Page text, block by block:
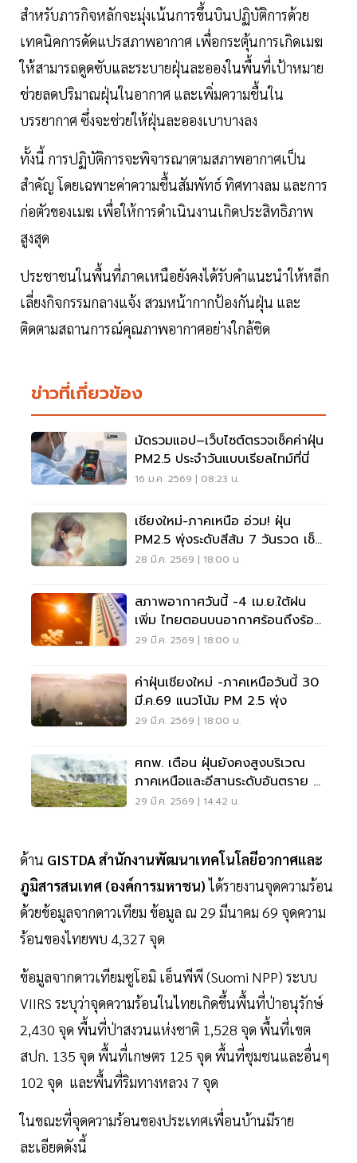
สำหรับภารกิจหลักจะมุ่งเน้นการขึ้นบินปฏิบัติการด้วย
เทคนิคการดัดแปรสภาพอากาศ เพื่อกระตุ้นการเกิดเมฆ
ให้สามารถดูดซับและระบายฝุ่นละอองในพื้นที่เป้าหมาย
ช่วยลดปริมาณฝุ่นในอากาศ และเพิ่มความชื้นใน
บรรยากาศ ซึ่งจะช่วยให้ฝุ่นละอองเบาบางลง
ทั้งนี้ การปฏิบัติการจะพิจารณาตามสภาพอากาศเป็น
สำคัญ โดยเฉพาะค่าความชื้นสัมพัทธ์ ทิศทางลม และการ
ก่อตัวของเมฆ เพื่อให้การดำเนินงานเกิดประสิทธิภาพ
สูงสุด
ประชาชนในพื้นที่ภาคเหนือยังคงได้รับคำแนะนำให้หลีก
เลี่ยงกิจกรรมกลางแจ้ง สวมหน้ากากป้องกันฝุ่น และ
ติดตามสถานการณ์คุณภาพอากาศอย่างใกล้ชิด
ข่าวที่เกี่ยวข้อง
มัดรวมแอป–เว็บไซต์ตรวจเช็คค่าฝุ่น
PM2.5 ประจำวันแบบเรียลไทม์ที่นี่
16 ม.ค. 2569 | 08:23 น.
เชียงใหม่-ภาคเหนือ อ่วม! ฝุ่น
PM2.5 พุ่งระดับสีส้ม 7 วันรวด เช็ก
พื้นที่เสี่ยงด่วน!
28 มี.ค. 2569 | 18:00 น.
สภาพอากาศวันนี้ -4 เม.ย.ใต้ฝน
เพิ่ม ไทยตอนบนอากาศร้อนถึงร้อน
จัด ฟ้าหลัว
29 มี.ค. 2569 | 18:00 น.
ค่าฝุ่นเชียงใหม่ -ภาคเหนือวันนี้ 30
มี.ค.69 แนวโน้ม PM 2.5 พุ่ง
29 มี.ค. 2569 | 18:00 น.
ศกพ. เตือน ฝุ่นยังคงสูงบริเวณ
ภาคเหนือและอีสานระดับอันตราย
ห้ามเผาทุกชนิด
29 มี.ค. 2569 | 14:42 น.
ด้าน GISTDA สำนักงานพัฒนาเทคโนโลยีอวกาศและ
ภูมิสารสนเทศ (องค์การมหาชน)ได้รายงานจุดความร้อน
ด้วยข้อมูลจากดาวเทียม ข้อมูล ณ 29 มีนาคม 69 จุดความ
ร้อนของไทยพบ 4,327 จุด
ข้อมูลจากดาวเทียมซูโอมิ เอ็นพีพี (Suomi NPP) ระบบ
VIIRS ระบุว่าจุดความร้อนในไทยเกิดขึ้นพื้นที่ป่าอนุรักษ์
2,430 จุด พื้นที่ป่าสงวนแห่งชาติ 1,528 จุด พื้นที่เขต
สปก. 135 จุด พื้นที่เกษตร 125 จุด พื้นที่ชุมชนและอื่นๆ
102 จุด และพื้นที่ริมทางหลวง 7 จุด
ในขณะที่จุดความร้อนของประเทศเพื่อนบ้านมีราย
ละเอียดดังนี้